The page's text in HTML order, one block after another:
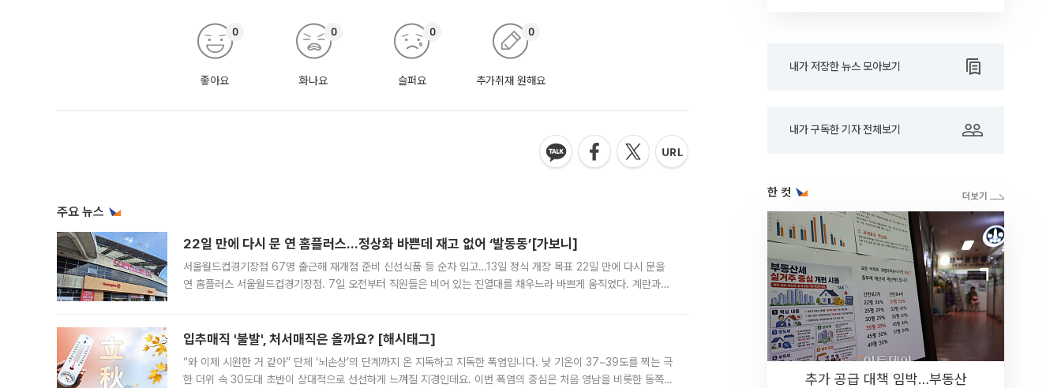
좋아요
0
화나요
0
슬퍼요
0
추가취재 원해요
0
주요 뉴스
22일 만에 다시 문 연 홈플러스…정상화 바쁜데 재고 없어 ‘발동동’[가보니]
서울월드컵경기장점 67명 출근해 재개점 준비 신선식품 등 순차 입고…13일 정식 개장 목표 22일 만에 다시 문을
연 홈플러스 서울월드컵경기장점. 7일 오전부터 직원들은 비어 있는 진열대를 채우느라 바쁘게 움직였다. 계란과
입추매직 '불발', 처서매직은 올까요? [해시태그]
“와 이제 시원한 거 같아” 단체 ‘뇌손상’의 단계까지 온 지독하고 지독한 폭염입니다. 낮 기온이 37~39도를 찍는 극
한 더위 속 30도대 초반이 상대적으로 선선하게 느껴질 지경인데요. 이번 폭염의 중심은 처음 영남을 비롯한 동쪽
내가 저장한 뉴스 모아보기
내가 구독한 기자 전체보기
한 컷
추가 공급 대책 임박…부동산